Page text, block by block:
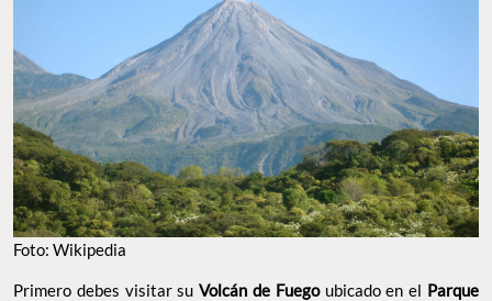
Foto: Wikipedia
Primero debes visitar suVolcán de Fuegoubicado en el Parque